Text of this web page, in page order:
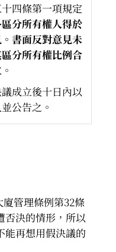
四條第一項規定
分所有權人得於
書面反對意見未
分所有權比例合
。
成立後十日內以
公告之。
管理條例第32條
否決的情形，所以
能再想用假決議的